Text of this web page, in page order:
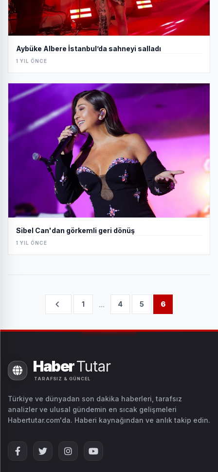
Aybüke Albere İstanbul’da sahneyi salladı
1 YIL ÖNCE
Sibel Can'dan görkemli geri dönüş
1 YIL ÖNCE
1 ... 4 5 6
HaberTutar
TARAFSIZ & GÜNCEL
Türkiye ve dünyadan son dakika haberleri, tarafsız
analizler ve ulusal gündemin en sıcak gelişmeleri
Habertutar.com'da. Haberi kaynağından ve anlık takip edin.